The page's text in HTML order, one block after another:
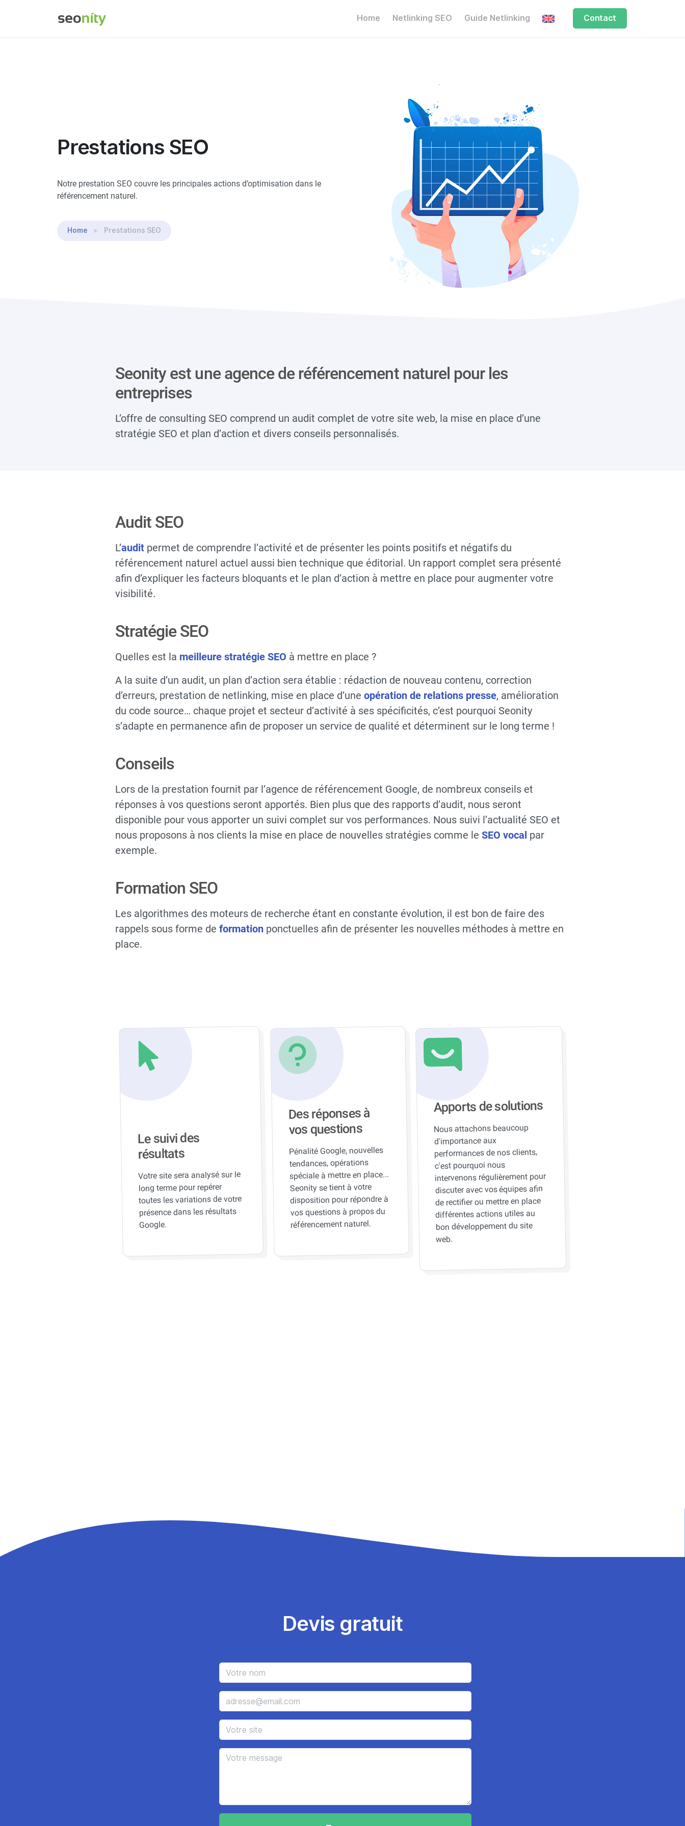
Home Netlinking SEO Guide Netlinking Contact
Prestations SEO
Notre prestation SEO couvre les principales actions d’optimisation dans le
référencement naturel.
Home Prestations SEO
Seonity est une agence de référencement naturel pour les
entreprises
L’offre de consulting SEO comprend un audit complet de votre site web, la mise en place d’une
stratégie SEO et plan d’action et divers conseils personnalisés.
Audit SEO
L’audit permet de comprendre l’activité et de présenter les points positifs et négatifs du
référencement naturel actuel aussi bien technique que éditorial. Un rapport complet sera présenté
afin d’expliquer les facteurs bloquants et le plan d’action à mettre en place pour augmenter votre
visibilité.
Stratégie SEO
Quelles est la meilleure stratégie SEO à mettre en place ?
A la suite d’un audit, un plan d’action sera établie : rédaction de nouveau contenu, correction
d’erreurs, prestation de netlinking, mise en place d’une opération de relations presse, amélioration
du code source… chaque projet et secteur d’activité à ses spécificités, c’est pourquoi Seonity
s’adapte en permanence afin de proposer un service de qualité et déterminent sur le long terme !
Conseils
Lors de la prestation fournit par l’agence de référencement Google, de nombreux conseils et
réponses à vos questions seront apportés. Bien plus que des rapports d’audit, nous seront
disponible pour vous apporter un suivi complet sur vos performances. Nous suivi l’actualité SEO et
nous proposons à nos clients la mise en place de nouvelles stratégies comme le SEO vocal par
exemple.
Formation SEO
Les algorithmes des moteurs de recherche étant en constante évolution, il est bon de faire des
rappels sous forme de formation ponctuelles afin de présenter les nouvelles méthodes à mettre en
place.
Le suivi des
résultats
Votre site sera analysé sur le
long terme pour repérer
toutes les variations de votre
présence dans les résultats
Google.
Des réponses à
vos questions
Pénalité Google, nouvelles
tendances, opérations
spéciale à mettre en place...
Seonity se tient à votre
disposition pour répondre à
vos questions à propos du
référencement naturel.
Apports de solutions
Nous attachons beaucoup
d'importance aux
performances de nos clients,
c'est pourquoi nous
intervenons régulièrement pour
discuter avec vos équipes afin
de rectifier ou mettre en place
différentes actions utiles au
bon développement du site
web.
Devis gratuit